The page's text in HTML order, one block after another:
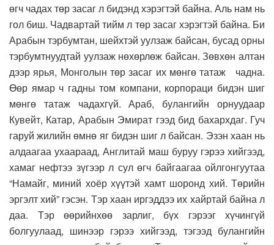
өгч чадах төр засаг л бидэнд хэрэгтэй байна. Аль нам нь
гол биш. Чадвартай тийм л төр засаг хэрэгтэй байна. Би
Арабын тэрбумтан, шейхтэй уулзаж байсан, бусад орны
тэрбумтнуудтай уулзаж нөхөрлөж байсан. Зөвхөн алтан
дээр ярья, Монголын төр засаг их мөнгө татаж чадна.
Өөр ямар ч гадны том компани, корпораци бидэн шиг
мөнгө татаж чадахгүй. Араб, булангийн орнуудаар
Кувейт, Катар, Арабын Эмират гээд бид бахархдаг. Гуч
гаруй жилийн өмнө яг бидэн шиг л байсан. Эзэн хаан нь
алдаагаа ухаараад, Англитай маш буруу гэрээ хийгээд,
хамаг нефтээ зүгээр л сул өгч байгаагаа ойлгонгуутаа
“Намайг, миний хоёр хүүтэй хамт шоронд хий. Төрийн
эргэлт хий” гэсэн. Тэр хаан иргэддээ их хайртай байна л
даа. Тэр өөрийнхөө зарлиг, бүх гэрээг хүчингүй
болгуулаад, шинээр гэрээ хийгээд, тэгээд булангийн